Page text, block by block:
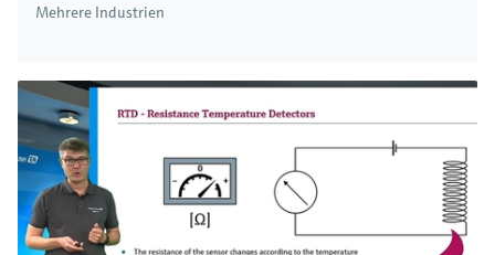
Mehrere Industrien